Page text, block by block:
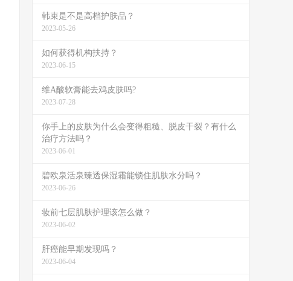
韩束是不是高档护肤品？
2023-05-26
如何获得机构扶持？
2023-06-15
维A酸软膏能去鸡皮肤吗?
2023-07-28
你手上的皮肤为什么会变得粗糙、脱皮干裂？有什么
治疗方法吗？
2023-06-01
碧欧泉活泉臻透保湿霜能锁住肌肤水分吗？
2023-06-26
妆前七层肌肤护理该怎么做？
2023-06-02
肝癌能早期发现吗？
2023-06-04